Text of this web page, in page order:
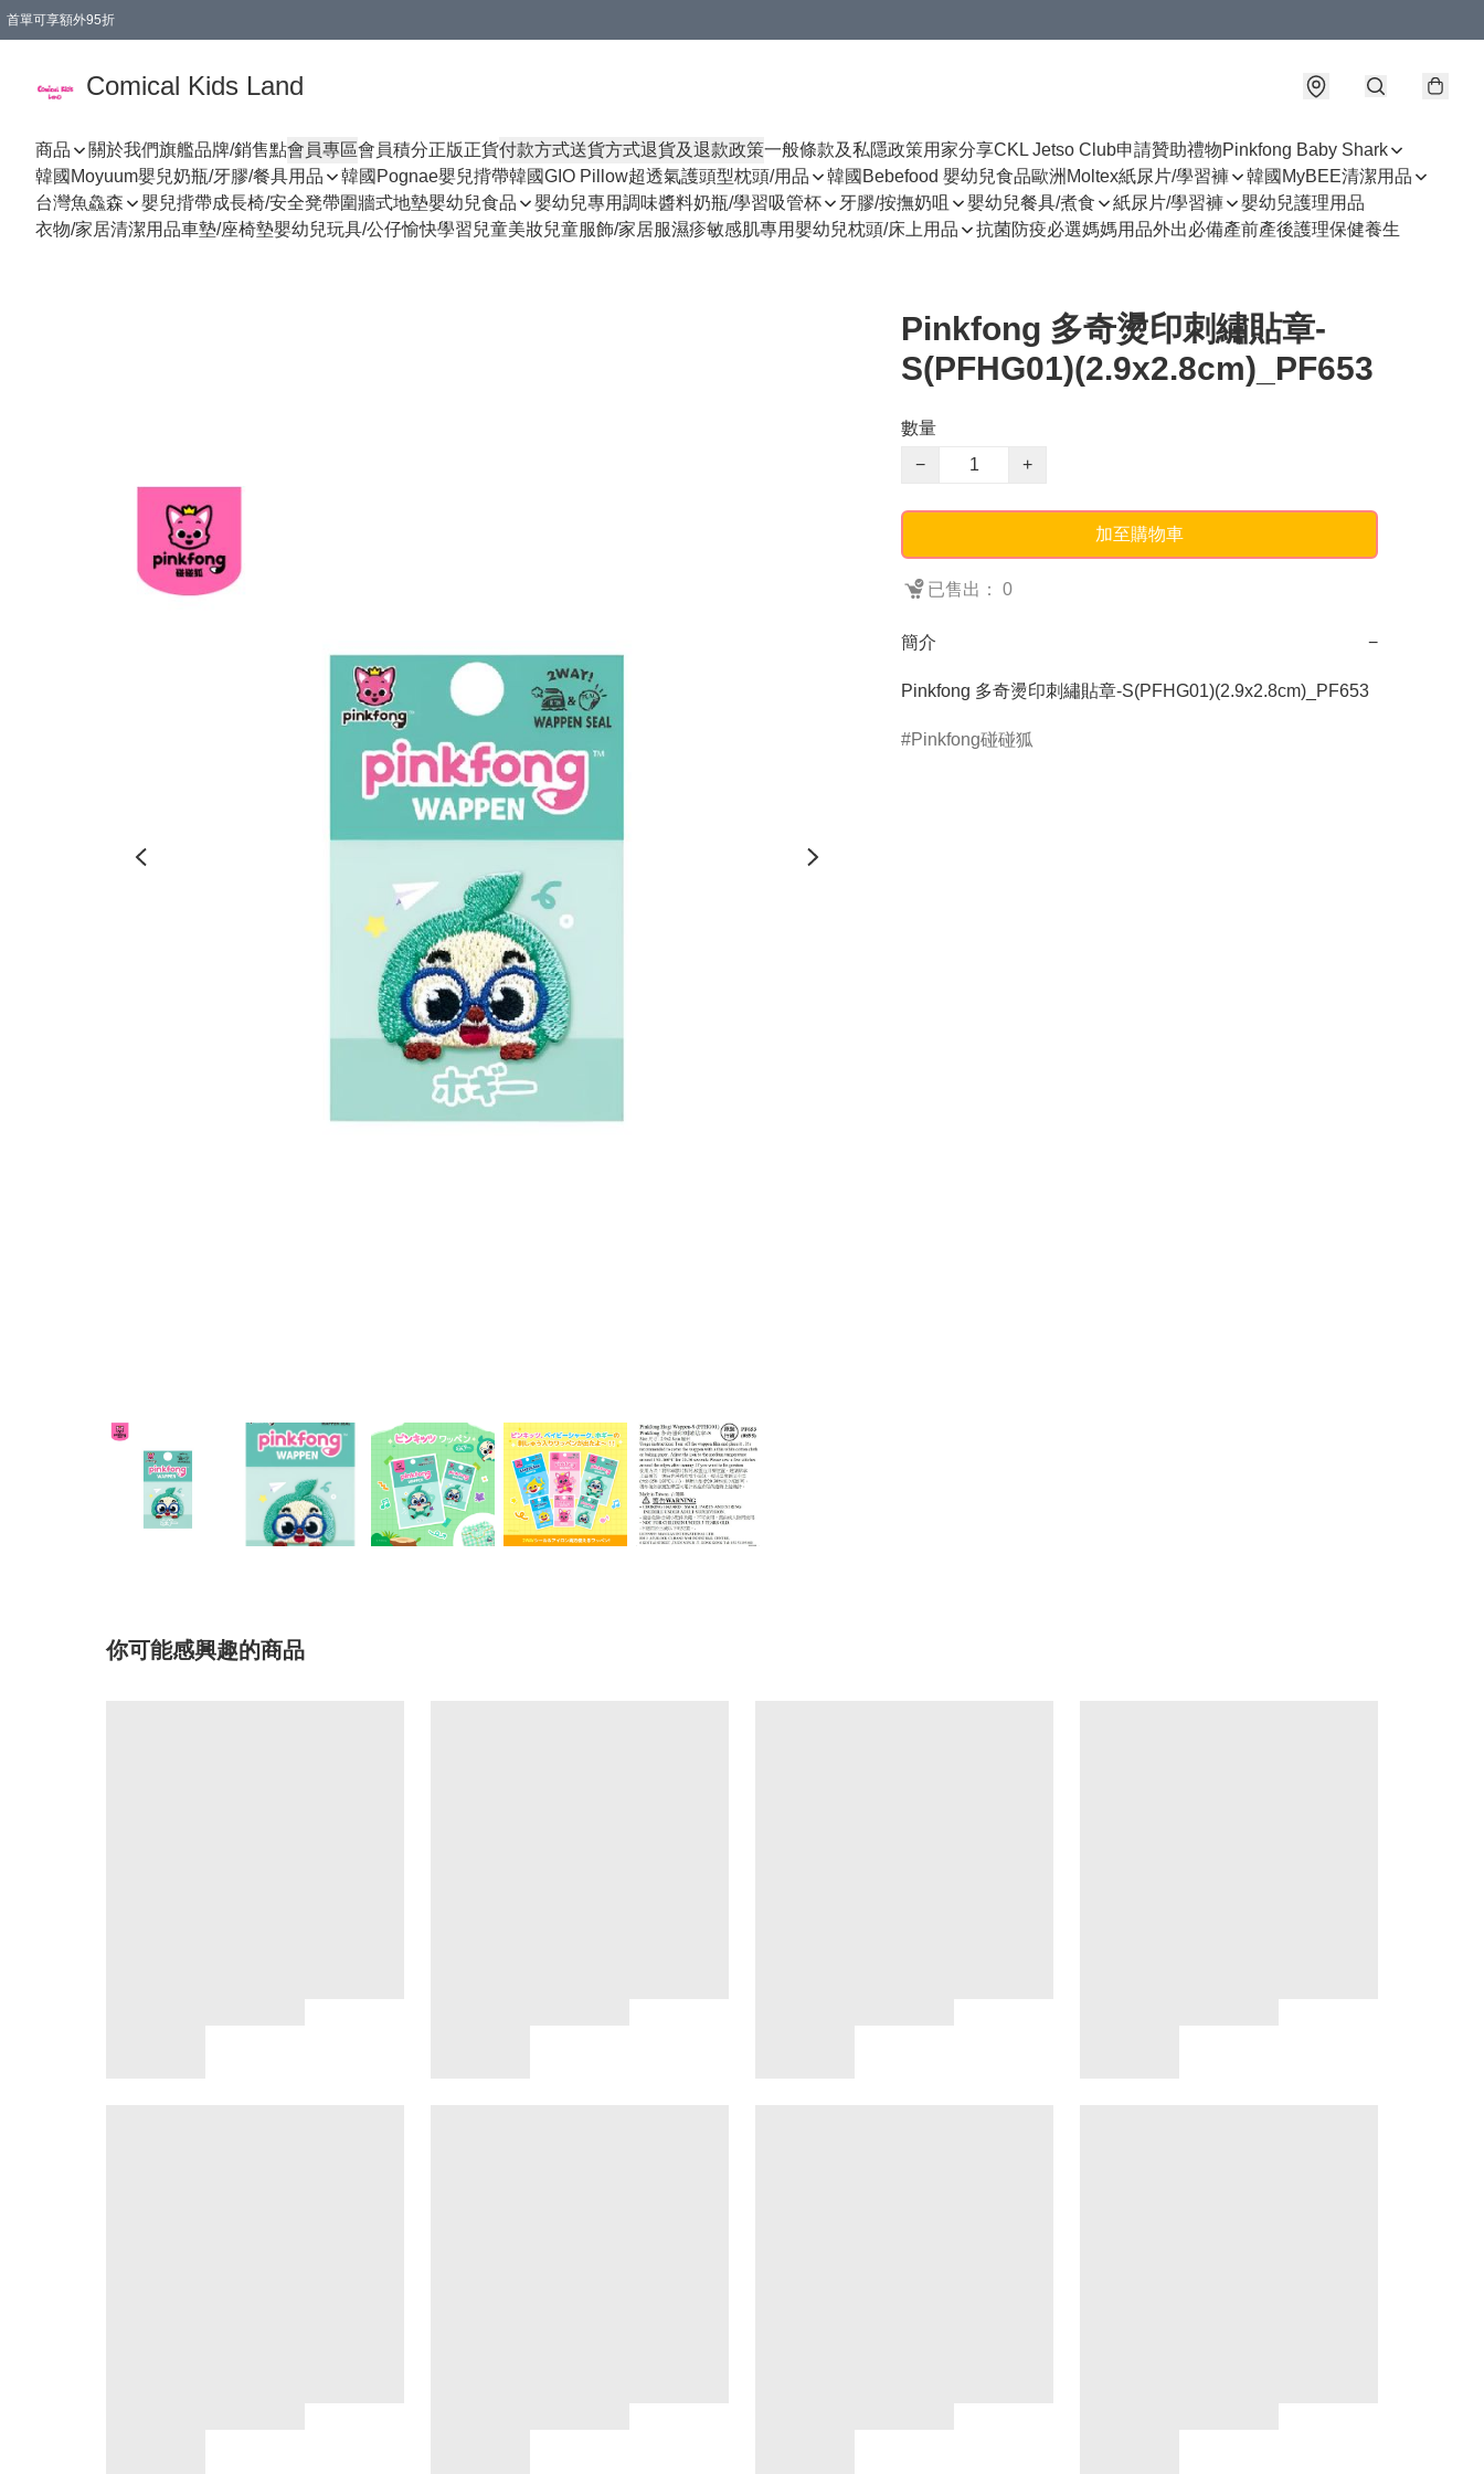
首單可享額外95折
Comical Kids Land
商品 關於我們旗艦品牌/銷售點會員專區會員積分正版正貨付款方式送貨方式退貨及退款政策一般條款及私隱政策用家分享CKL Jetso Club申請贊助禮物Pinkfong Baby Shark
韓國Moyuum嬰兒奶瓶/牙膠/餐具用品
韓國Pognae嬰兒揹帶韓國GIO Pillow超透氣護頭型枕頭/用品 韓國Bebefood 嬰幼兒食品歐洲Moltex紙尿片/學習褲
韓國MyBEE清潔用品
台灣魚鱻森
嬰兒揹帶成長椅/安全凳帶圍牆式地墊嬰幼兒食品 嬰幼兒專用調味醬料奶瓶/學習吸管杯 牙膠/按撫奶咀 嬰幼兒餐具/煮食 紙尿片/學習褲
嬰幼兒護理用品
衣物/家居清潔用品車墊/座椅墊嬰幼兒玩具/公仔愉快學習兒童美妝兒童服飾/家居服濕疹敏感肌專用嬰幼兒枕頭/床上用品 抗菌防疫必選媽媽用品外出必備產前產後護理保健養生
Pinkfong 多奇燙印刺繡貼章-
S(PFHG01)(2.9x2.8cm)_PF653
數量
−
+
加至購物車
已售出： 0
簡介 −
Pinkfong 多奇燙印刺繡貼章-S(PFHG01)(2.9x2.8cm)_PF653
Pinkfong碰碰狐
你可能感興趣的商品